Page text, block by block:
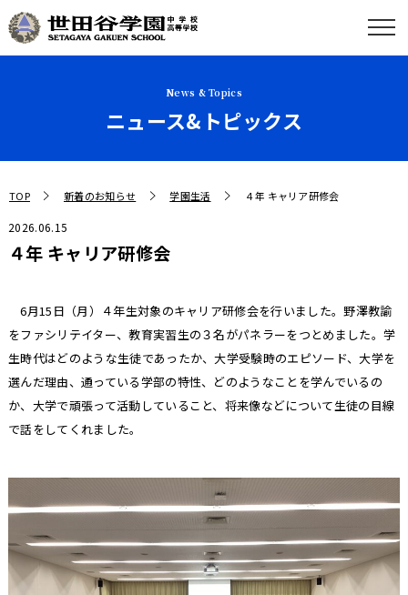
News & Topics
ニュース&トピックス
TOP 新着のお知らせ 学園生活 ４年 キャリア研修会
2026.06.15
４年 キャリア研修会
6月15日（月）４年生対象のキャリア研修会を行いました。野澤教諭
をファシリテイター、教育実習生の３名がパネラーをつとめました。学
生時代はどのような生徒であったか、大学受験時のエピソード、大学を
選んだ理由、通っている学部の特性、どのようなことを学んでいるの
か、大学で頑張って活動していること、将来像などについて生徒の目線
で話をしてくれました。